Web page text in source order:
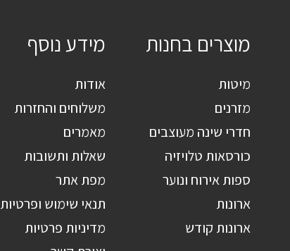
מוצרים בחנות
מיטות
מזרנים
חדרי שינה מעוצבים
כורסאות טלויזיה
ספות אירוח ונוער
ארונות
ארונות קודש
מידע נוסף
אודות
משלוחים והחזרות
מאמרים
שאלות ותשובות
מפת אתר
תנאי שימוש ופרטיות
מדיניות פרטיות